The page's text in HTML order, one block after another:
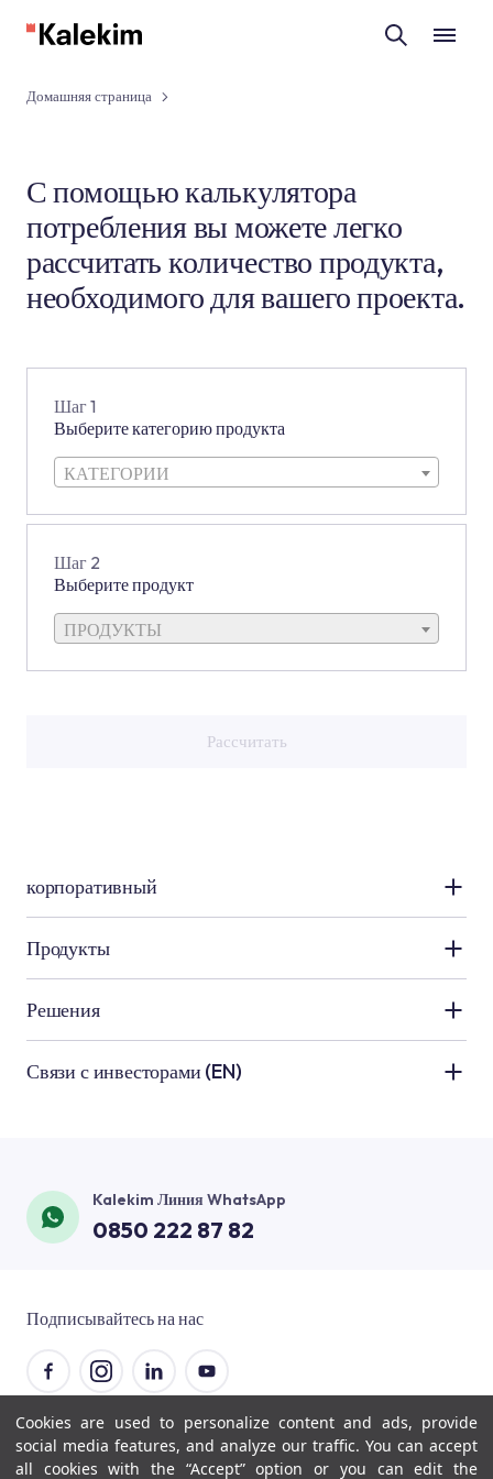
Cookies are used to personalize content and ads, provide
social media features, and analyze our traffic. You can accept
all cookies with the “Accept” option or you can edit the
Домашняя страница
С помощью калькулятора
потребления вы можете легко
рассчитать количество продукта,
необходимого для вашего проекта.
Шаг 1
Выберите категорию продукта
КАТЕГОРИИ
Шаг 2
Выберите продукт
ПРОДУКТЫ
Рассчитать
корпоративный
Kale Rруппа
О нас
новости и объявления
Печатные материалы
Счастье клиентов
Продукты
Применение керамики
Применение гидроизоляции
Техническое применение
Применение теплоизоляции
Мир Визуэль
Решения
Ванная
Балкон и терраса
Полы
Фасады
Подвал и фундамент
Связи с инвесторами (EN)
Kalekim Линия WhatsApp
0850 222 87 82
Подписывайтесь на нас
© 2026 Kalekim